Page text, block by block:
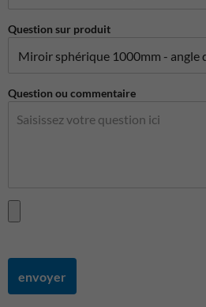
Question sur produit
Question ou commentaire
envoyer